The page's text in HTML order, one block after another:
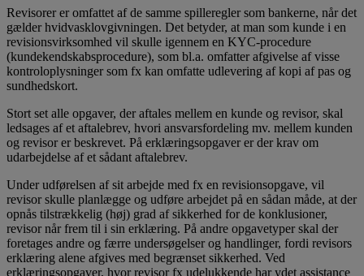
Revisorer er omfattet af de samme spilleregler som bankerne, når det
gælder hvidvasklovgivningen. Det betyder, at man som kunde i en
revisionsvirksomhed vil skulle igennem en KYC-procedure
(kundekendskabsprocedure), som bl.a. omfatter afgivelse af visse
kontroloplysninger som fx kan omfatte udlevering af kopi af pas og
sundhedskort.
Stort set alle opgaver, der aftales mellem en kunde og revisor, skal
ledsages af et aftalebrev, hvori ansvarsfordeling mv. mellem kunden
og revisor er beskrevet. På erklæringsopgaver er der krav om
udarbejdelse af et sådant aftalebrev.
Under udførelsen af sit arbejde med fx en revisionsopgave, vil
revisor skulle planlægge og udføre arbejdet på en sådan måde, at der
opnås tilstrækkelig (høj) grad af sikkerhed for de konklusioner,
revisor når frem til i sin erklæring. På andre opgavetyper skal der
foretages andre og færre undersøgelser og handlinger, fordi revisors
erklæring alene afgives med begrænset sikkerhed. Ved
erklæringsopgaver, hvor revisor fx udelukkende har ydet assistance